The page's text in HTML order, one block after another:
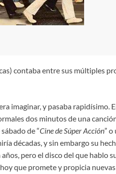
contaba entre sus múltiples
imaginar, y pasaba rapidísimo.
dos minutos de una
de “Cine de Súper Acción” o
décadas, y sin embargo su
pero el disco del que hablo
que promete y propicia